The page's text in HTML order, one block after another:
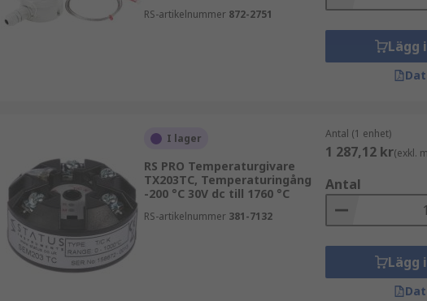
RS-artikelnummer 872-2751
Lägg
I lager
RS PRO Temperaturgivare
TX203TC, Temperaturingång
-200 °C 30V dc till 1760 °C
RS-artikelnummer 381-7132
Antal (1 enhet)
1 287,12 kr(exkl.
Antal
Lägg